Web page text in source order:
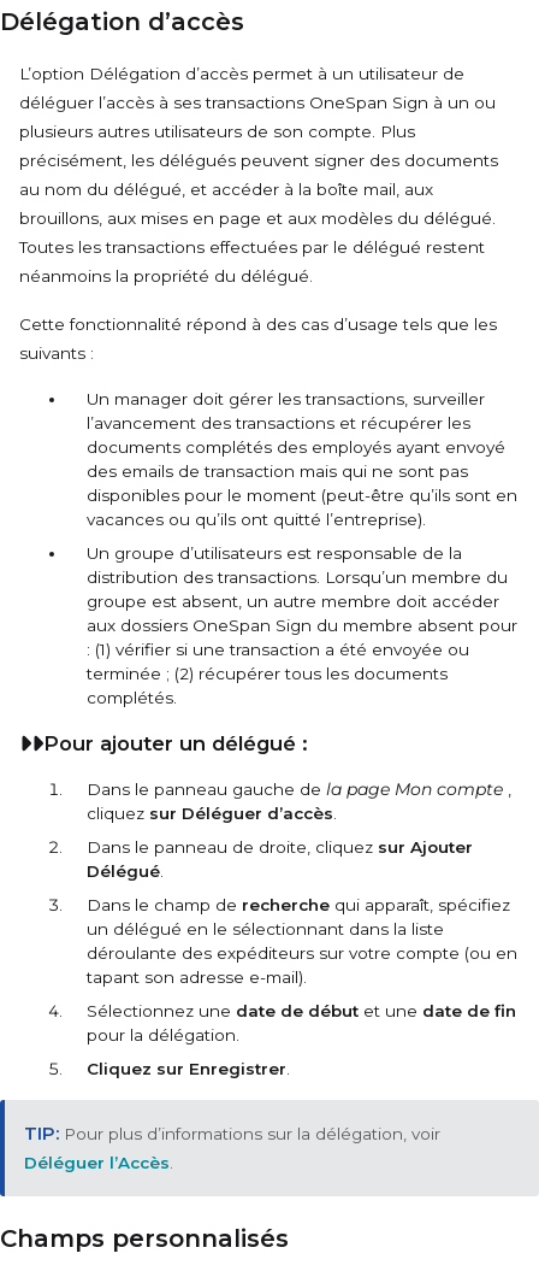
Délégation d’accès
L’option Délégation d’accès permet à un utilisateur de
déléguer l’accès à ses transactions OneSpan Sign à un ou
plusieurs autres utilisateurs de son compte. Plus
précisément, les délégués peuvent signer des documents
au nom du délégué, et accéder à la boîte mail, aux
brouillons, aux mises en page et aux modèles du délégué.
Toutes les transactions effectuées par le délégué restent
néanmoins la propriété du délégué.
Cette fonctionnalité répond à des cas d’usage tels que les
suivants :
Un manager doit gérer les transactions, surveiller
l’avancement des transactions et récupérer les
documents complétés des employés ayant envoyé
des emails de transaction mais qui ne sont pas
disponibles pour le moment (peut-être qu’ils sont en
vacances ou qu’ils ont quitté l’entreprise).
Un groupe d’utilisateurs est responsable de la
distribution des transactions. Lorsqu’un membre du
groupe est absent, un autre membre doit accéder
aux dossiers OneSpan Sign du membre absent pour
: (1) vérifier si une transaction a été envoyée ou
terminée ; (2) récupérer tous les documents
complétés.
Pour ajouter un délégué :
Dans le panneau gauche de la page Mon compte
cliquez sur Déléguer d’accès
Dans le panneau de droite, cliquez sur Ajouter
Délégué
Dans le champ de recherche qui apparaît, spécifiez
un délégué en le sélectionnant dans la liste
déroulante des expéditeurs sur votre compte (ou en
tapant son adresse e-mail).
Sélectionnez une date de début et une date de fin
pour la délégation.
Cliquez sur Enregistrer
Pour plus d’informations sur la délégation, voir
Déléguer l’Accès
Champs personnalisés